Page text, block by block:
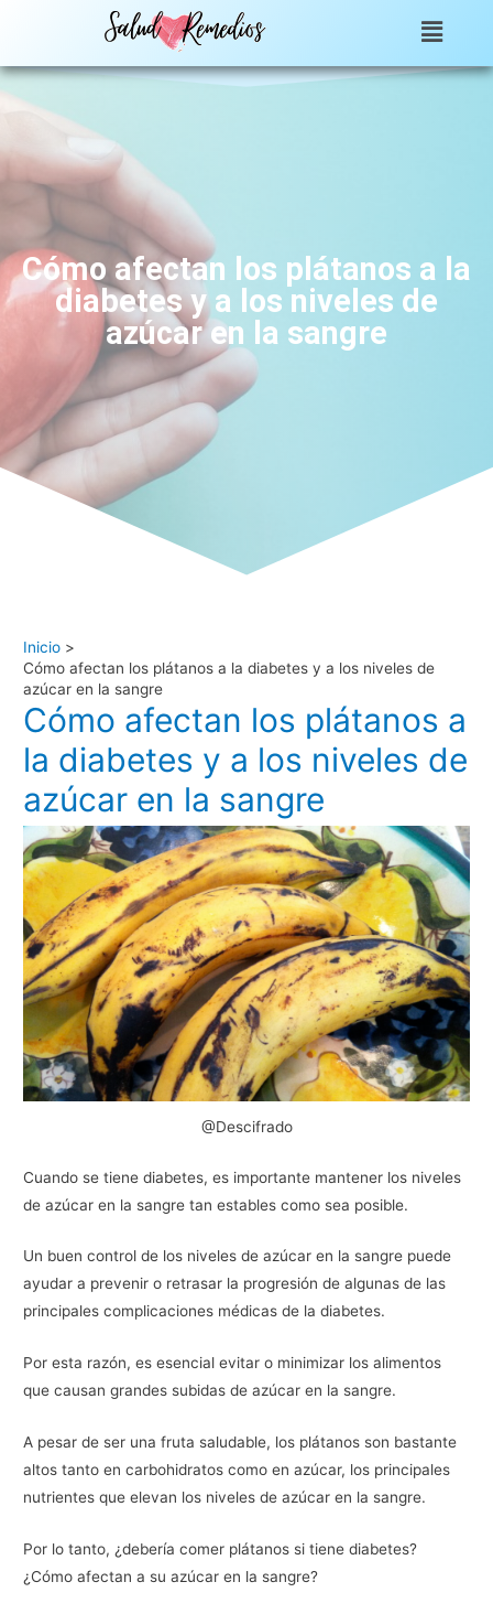
Cómo afectan los plátanos a la
diabetes y a los niveles de
azúcar en la sangre
Inicio
Cómo afectan los plátanos a la diabetes y a los niveles de
azúcar en la sangre
Cómo afectan los plátanos a
la diabetes y a los niveles de
azúcar en la sangre
@Descifrado
Cuando se tiene diabetes, es importante mantener los niveles
de azúcar en la sangre tan estables como sea posible.
Un buen control de los niveles de azúcar en la sangre puede
ayudar a prevenir o retrasar la progresión de algunas de las
principales complicaciones médicas de la diabetes.
Por esta razón, es esencial evitar o minimizar los alimentos
que causan grandes subidas de azúcar en la sangre.
A pesar de ser una fruta saludable, los plátanos son bastante
altos tanto en carbohidratos como en azúcar, los principales
nutrientes que elevan los niveles de azúcar en la sangre.
Por lo tanto, ¿debería comer plátanos si tiene diabetes?
¿Cómo afectan a su azúcar en la sangre?